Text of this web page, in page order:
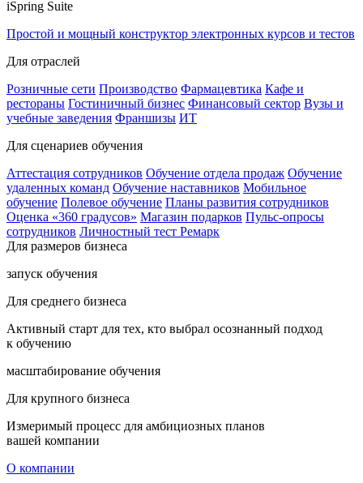
iSpring Suite
Простой и мощный конструктор электронных курсов и тестов
Для отраслей
Розничные сети Производство Фармацевтика Кафе и
рестораны Гостиничный бизнес Финансовый сектор Вузы и
учебные заведения Франшизы ИТ
Для сценариев обучения
Аттестация сотрудников Обучение отдела продаж Обучение
удаленных команд Обучение наставников Мобильное
обучение Полевое обучение Планы развития сотрудников
Оценка «360 градусов» Магазин подарков Пульс-опросы
сотрудников Личностный тест Ремарк
Для размеров бизнеса
запуск обучения
Для среднего бизнеса
Активный старт для тех, кто выбрал осознанный подход
к обучению
масштабирование обучения
Для крупного бизнеса
Измеримый процесс для амбициозных планов
вашей компании
О компании